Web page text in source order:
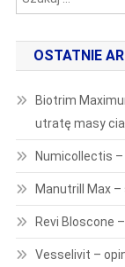
OSTATNIE
Biotrim
utratę masy
Numicollectis
Manutrill Max
Revi Bloscone
Vesselivit –